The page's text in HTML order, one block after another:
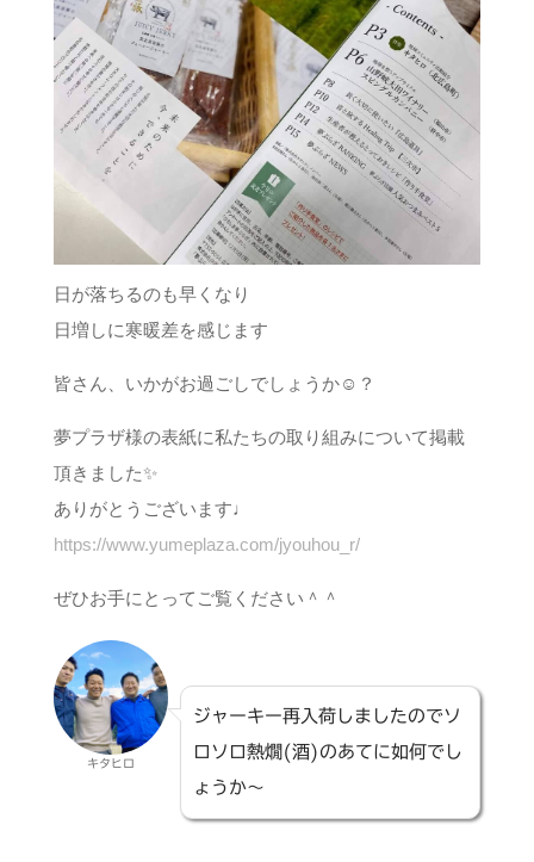
日が落ちるのも早くなり
日増しに寒暖差を感じます
皆さん、いかがお過ごしでしょうか☺️？
夢プラザ様の表紙に私たちの取り組みについて掲載
頂きました✨
ありがとうございます♩
https://www.yumeplaza.com/jyouhou_r/
ぜひお手にとってご覧ください＾＾
キタヒロ
ジャーキー再入荷しましたのでソ
ロソロ熱燗(酒)のあてに如何でし
ょうか〜